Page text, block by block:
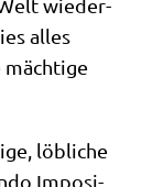
wie­der­
alles
mäch­ti­ge
löb­li­che
Impo­si­